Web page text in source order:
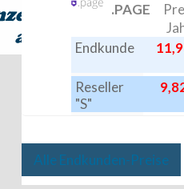
.PAGE
Endkunde
Reseller
"S"
"EC"
Alle Endkunden-Preise